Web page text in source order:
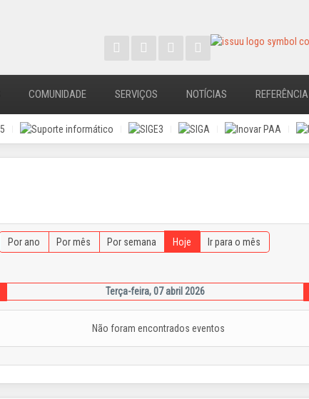
COMUNIDADE SERVIÇOS NOTÍCIAS REFERÊNCIA
Por ano Por mês Por semana Hoje Ir para o mês
Terça-feira, 07 abril 2026
Não foram encontrados eventos